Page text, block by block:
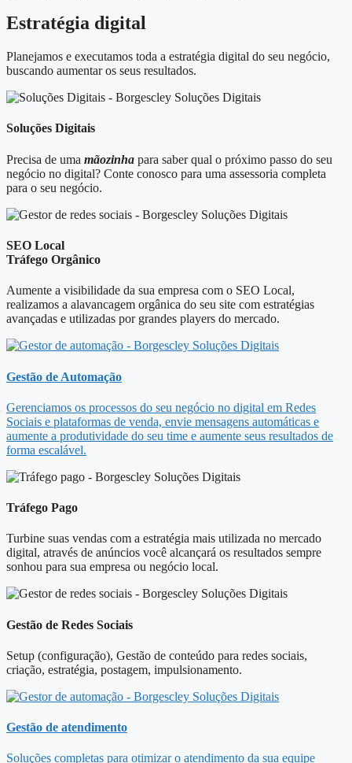
Estratégia digital
Planejamos e executamos toda a estratégia digital do seu negócio,
buscando aumentar os seus resultados.​
Soluções Digitais
Precisa de uma mãozinha para saber qual o próximo passo do seu
negócio no digital? Conte conosco para uma assessoria completa
para o seu negócio.
SEO Local
Tráfego Orgânico
Aumente a visibilidade da sua empresa com o SEO Local,
realizamos a alavancagem orgânica do seu site com estratégias
avançadas e utilizadas por grandes players do mercado.
Gestão de Automação
Gerenciamos os processos do seu negócio no digital em Redes
Sociais e plataformas de venda, envie mensagens automáticas e
aumente a produtividade do seu time e aumente seus resultados de
forma escalável.
Tráfego Pago
Turbine suas vendas com a estratégia mais utilizada no mercado
digital, através de anúncios você alcançará os resultados sempre
sonhou para sua empresa ou negócio local.
Gestão de Redes Sociais
Setup (configuração), Gestão de conteúdo para redes sociais,
criação, estratégia, postagem, impulsionamento.
Gestão de atendimento
Soluções completas para otimizar o atendimento da sua equipe